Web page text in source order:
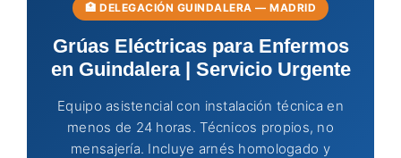
🏥 DELEGACIÓN GUINDALERA — MADRID
Grúas Eléctricas para Enfermos
en Guindalera | Servicio Urgente
Equipo asistencial con instalación técnica en
menos de 24 horas. Técnicos propios, no
mensajería. Incluye arnés homologado y